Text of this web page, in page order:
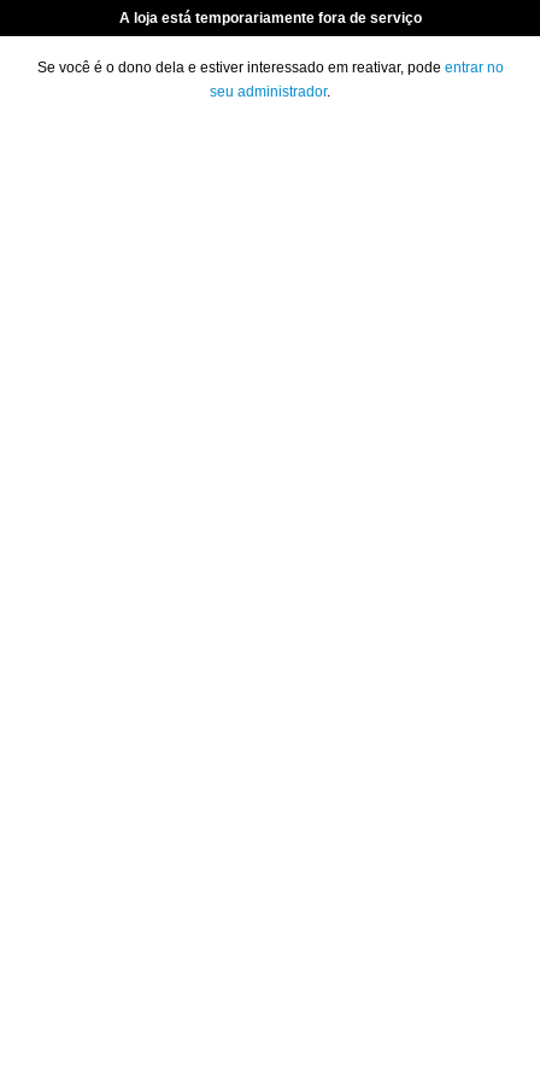
A loja está temporariamente fora de serviço
Se você é o dono dela e estiver interessado em reativar, pode entrar no
seu administrador.